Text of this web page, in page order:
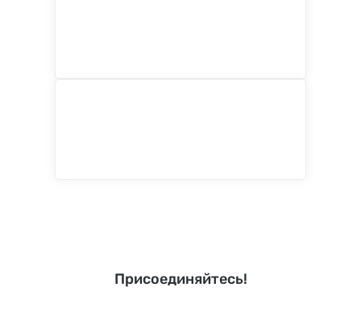
Присоединяйтесь!